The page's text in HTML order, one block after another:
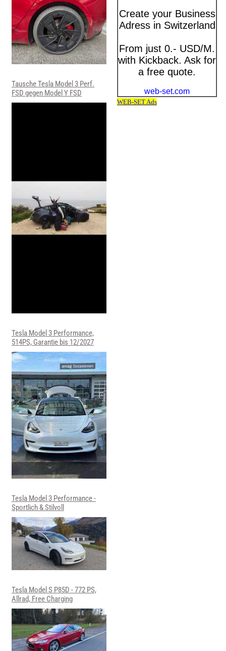
Tausche Tesla Model 3 Perf.
FSD gegen Model Y FSD
Tesla Model 3 Performance,
514PS, Garantie bis 12/2027
Tesla Model 3 Performance -
Sportlich & Stilvoll
Tesla Model S P85D - 772 PS,
Allrad, Free Charging